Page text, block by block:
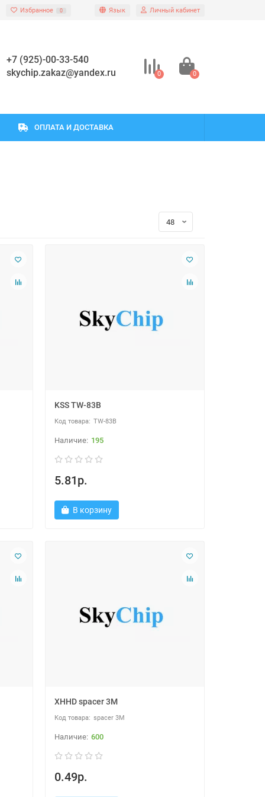
Избранное 0 Язык Личный кабинет
+7 (925)-00-33-540
skychip.zakaz@yandex.ru
0 0
ОПЛАТА И ДОСТАВКА
KSS TW-83B
TW-83B
195
5.81р.
В корзину
XHHD spacer 3M
spacer 3M
600
0.49р.